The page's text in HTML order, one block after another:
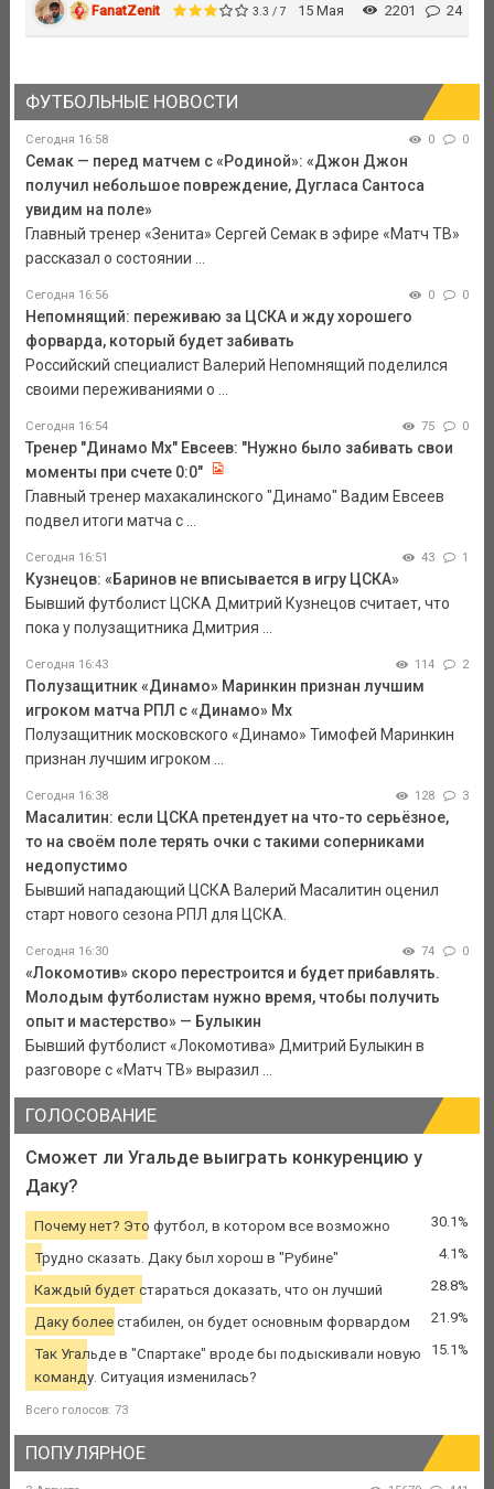
FanatZenit 3.3 / 7 15 Мая 2201 24
ФУТБОЛЬНЫЕ НОВОСТИ
Сегодня 16:58 0 0
Семак — перед матчем с «Родиной»: «Джон Джон
получил небольшое повреждение, Дугласа Сантоса
увидим на поле»
Главный тренер «Зенита» Сергей Семак в эфире «Матч ТВ»
рассказал о состоянии ...
Сегодня 16:56 0 0
Непомнящий: переживаю за ЦСКА и жду хорошего
форварда, который будет забивать
Российский специалист Валерий Непомнящий поделился
своими переживаниями о ...
Сегодня 16:54 75 0
Тренер "Динамо Мх" Евсеев: "Нужно было забивать свои
моменты при счете 0:0"
Главный тренер махакалинского "Динамо" Вадим Евсеев
подвел итоги матча с ...
Сегодня 16:51 43 1
Кузнецов: «Баринов не вписывается в игру ЦСКА»
Бывший футболист ЦСКА Дмитрий Кузнецов считает, что
пока у полузащитника Дмитрия ...
Сегодня 16:43 114 2
Полузащитник «Динамо» Маринкин признан лучшим
игроком матча РПЛ с «Динамо» Мх
Полузащитник московского «Динамо» Тимофей Маринкин
признан лучшим игроком ...
Сегодня 16:38 128 3
Масалитин: если ЦСКА претендует на что-то серьёзное,
то на своём поле терять очки с такими соперниками
недопустимо
Бывший нападающий ЦСКА Валерий Масалитин оценил
старт нового сезона РПЛ для ЦСКА.
Сегодня 16:30 74 0
«Локомотив» скоро перестроится и будет прибавлять.
Молодым футболистам нужно время, чтобы получить
опыт и мастерство» — Булыкин
Бывший футболист «Локомотива» Дмитрий Булыкин в
разговоре с «Матч ТВ» выразил ...
ГОЛОСОВАНИЕ
Сможет ли Угальде выиграть конкуренцию у
Даку?
Почему нет? Это футбол, в котором все возможно 30.1%
Трудно сказать. Даку был хорош в "Рубине" 4.1%
Каждый будет стараться доказать, что он лучший 28.8%
Даку более стабилен, он будет основным форвардом 21.9%
Так Угальде в "Спартаке" вроде бы подыскивали новую
команду. Ситуация изменилась?
15.1%
Всего голосов: 73
ПОПУЛЯРНОЕ